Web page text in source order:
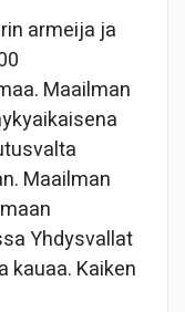
armeija ja
Maailman
Maailman
Yhdysvallat
kauaa. Kaiken